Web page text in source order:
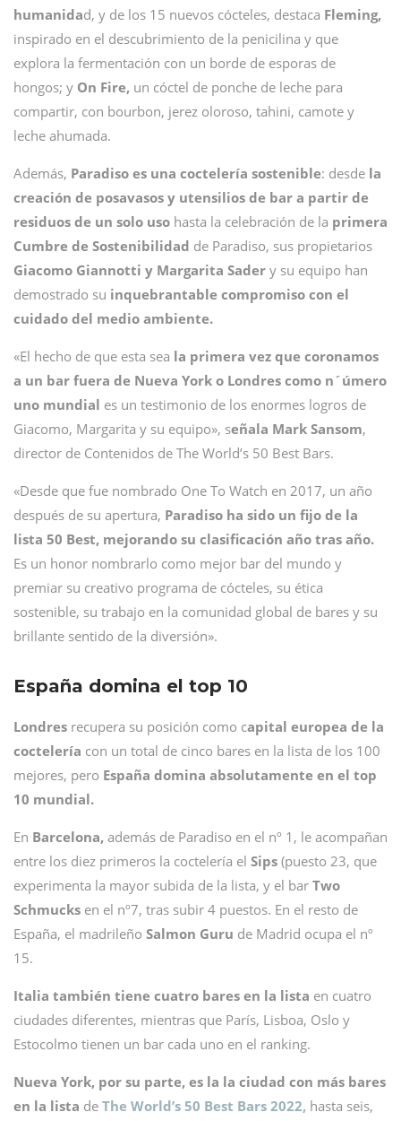
humanidad, y de los 15 nuevos cócteles, destaca Fleming,
inspirado en el descubrimiento de la penicilina y que
explora la fermentación con un borde de esporas de
hongos; y On Fire, un cóctel de ponche de leche para
compartir, con bourbon, jerez oloroso, tahini, camote y
leche ahumada.
Además, Paradiso es una coctelería sostenible: desde la
creación de posavasos y utensilios de bar a partir de
residuos de un solo uso hasta la celebración de la primera
Cumbre de Sostenibilidad de Paradiso, sus propietarios
Giacomo Giannotti y Margarita Sader y su equipo han
demostrado su inquebrantable compromiso con el
cuidado del medio ambiente.
«El hecho de que esta sea la primera vez que coronamos
a un bar fuera de Nueva York o Londres como n´úmero
uno mundial es un testimonio de los enormes logros de
Giacomo, Margarita y su equipo», señala Mark Sansom,
director de Contenidos de The World’s 50 Best Bars.
«Desde que fue nombrado One To Watch en 2017, un año
después de su apertura, Paradiso ha sido un fijo de la
lista 50 Best, mejorando su clasificación año tras año.
Es un honor nombrarlo como mejor bar del mundo y
premiar su creativo programa de cócteles, su ética
sostenible, su trabajo en la comunidad global de bares y su
brillante sentido de la diversión».
España domina el top 10
Londres recupera su posición como capital europea de la
coctelería con un total de cinco bares en la lista de los 100
mejores, pero España domina absolutamente en el top
10 mundial.
En Barcelona, además de Paradiso en el nº 1, le acompañan
entre los diez primeros la coctelería el Sips (puesto 23, que
experimenta la mayor subida de la lista, y el bar Two
Schmucks en el nº7, tras subir 4 puestos. En el resto de
España, el madrileño Salmon Guru de Madrid ocupa el nº
15.
Italia también tiene cuatro bares en la lista en cuatro
ciudades diferentes, mientras que París, Lisboa, Oslo y
Estocolmo tienen un bar cada uno en el ranking.
Nueva York, por su parte, es la la ciudad con más bares
en la lista de The World’s 50 Best Bars 2022, hasta seis,